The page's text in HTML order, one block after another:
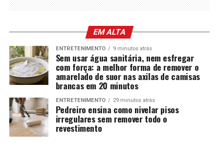
EM ALTA
ENTRETENIMENTO 9 minutos atrás
Sem usar água sanitária, nem esfregar
com força: a melhor forma de remover o
amarelado de suor nas axilas de camisas
brancas em 20 minutos
ENTRETENIMENTO 29 minutos atrás
Pedreiro ensina como nivelar pisos
irregulares sem remover todo o
revestimento